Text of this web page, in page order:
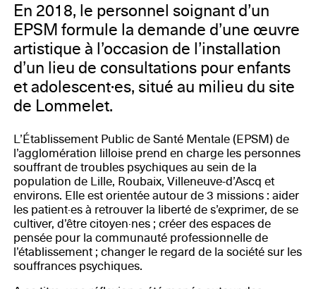
En 2018, le personnel soignant d’un
EPSM formule la demande d’une œuvre
artistique à l’occasion de l’installation
d’un lieu de consultations pour enfants
et adolescent·es, situé au milieu du site
de Lommelet.
L’Établissement Public de Santé Mentale (EPSM) de
l’agglomération lilloise prend en charge les personnes
souffrant de troubles psychiques au sein de la
population de Lille, Roubaix, Villeneuve-d’Ascq et
environs. Elle est orientée autour de 3 missions : aider
les patient·es à retrouver la liberté de s’exprimer, de se
cultiver, d’être citoyen·nes ; créer des espaces de
pensée pour la communauté professionnelle de
l’établissement ; changer le regard de la société sur les
souffrances psychiques.